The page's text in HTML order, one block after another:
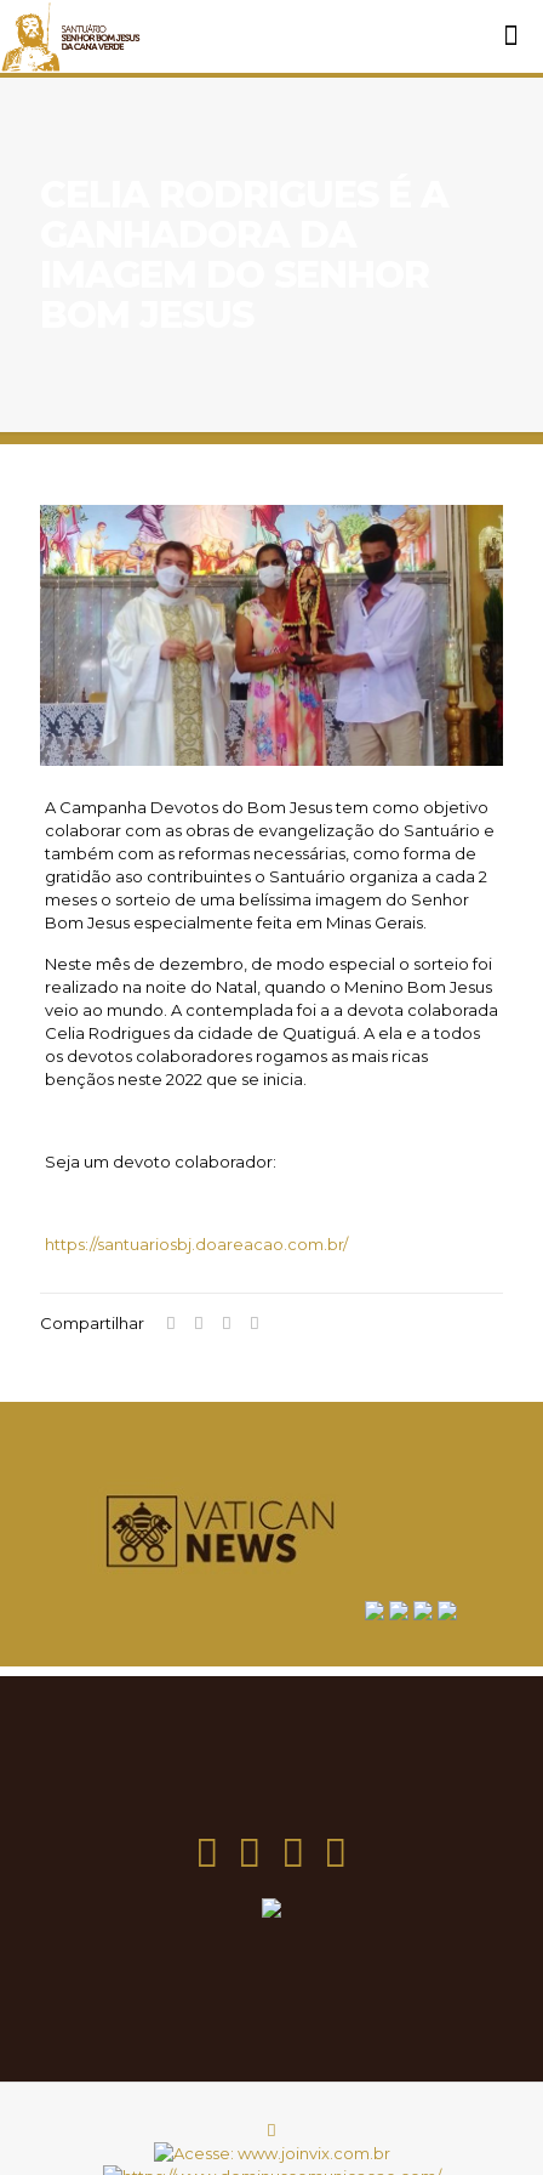
A Campanha Devotos do Bom Jesus tem como objetivo
colaborar com as obras de evangelização do Santuário e
também com as reformas necessárias, como forma de
gratidão aso contribuintes o Santuário organiza a cada 2
meses o sorteio de uma belíssima imagem do Senhor
Bom Jesus especialmente feita em Minas Gerais.
Neste mês de dezembro, de modo especial o sorteio foi
realizado na noite do Natal, quando o Menino Bom Jesus
veio ao mundo. A contemplada foi a a devota colaborada
Celia Rodrigues da cidade de Quatiguá. A ela e a todos
os devotos colaboradores rogamos as mais ricas
bençãos neste 2022 que se inicia.
Seja um devoto colaborador:
https://santuariosbj.doareacao.com.br/
Compartilhar